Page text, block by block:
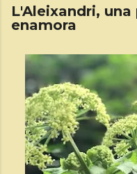
L'Aleixandri,
enamora